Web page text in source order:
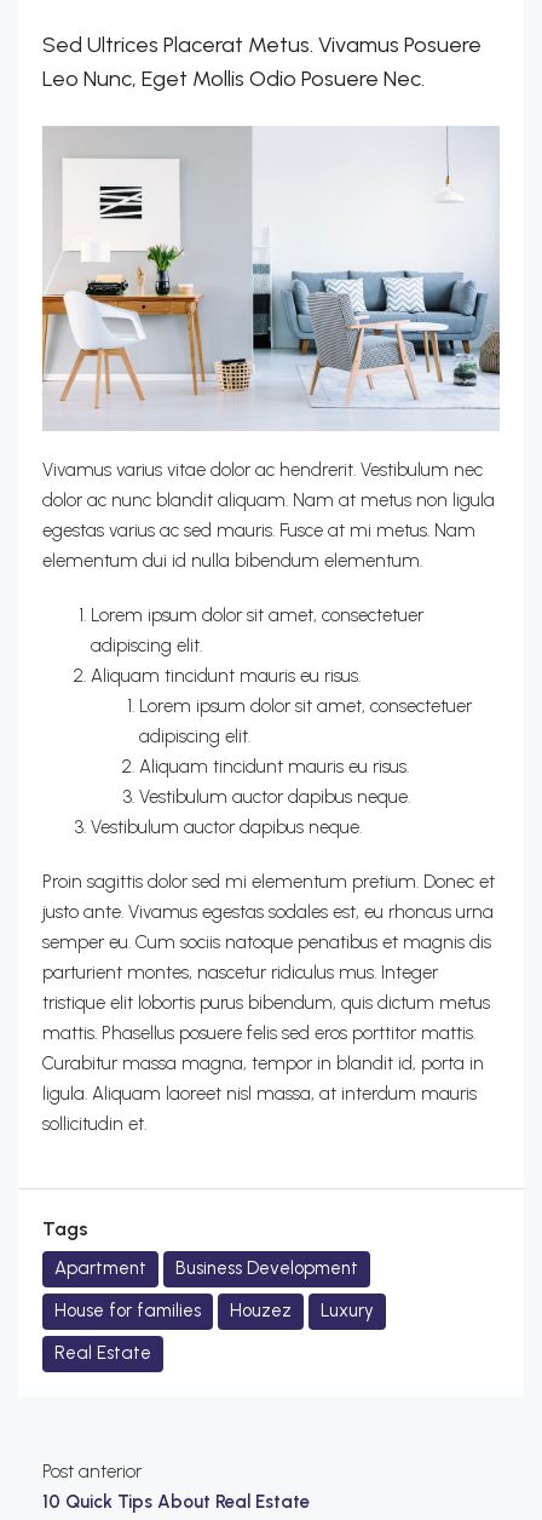
Sed Ultrices Placerat Metus. Vivamus Posuere
Leo Nunc, Eget Mollis Odio Posuere Nec.
Vivamus varius vitae dolor ac hendrerit. Vestibulum nec
dolor ac nunc blandit aliquam. Nam at metus non ligula
egestas varius ac sed mauris. Fusce at mi metus. Nam
elementum dui id nulla bibendum elementum.
Lorem ipsum dolor sit amet, consectetuer
adipiscing elit.
Aliquam tincidunt mauris eu risus.
Lorem ipsum dolor sit amet, consectetuer
adipiscing elit.
Aliquam tincidunt mauris eu risus.
Vestibulum auctor dapibus neque.
Vestibulum auctor dapibus neque.
Proin sagittis dolor sed mi elementum pretium. Donec et
justo ante. Vivamus egestas sodales est, eu rhoncus urna
semper eu. Cum sociis natoque penatibus et magnis dis
parturient montes, nascetur ridiculus mus. Integer
tristique elit lobortis purus bibendum, quis dictum metus
mattis. Phasellus posuere felis sed eros porttitor mattis.
Curabitur massa magna, tempor in blandit id, porta in
ligula. Aliquam laoreet nisl massa, at interdum mauris
sollicitudin et.
Tags
Apartment
Business Development
House for families
Houzez
Luxury
Real Estate
Post anterior
10 Quick Tips About Real Estate